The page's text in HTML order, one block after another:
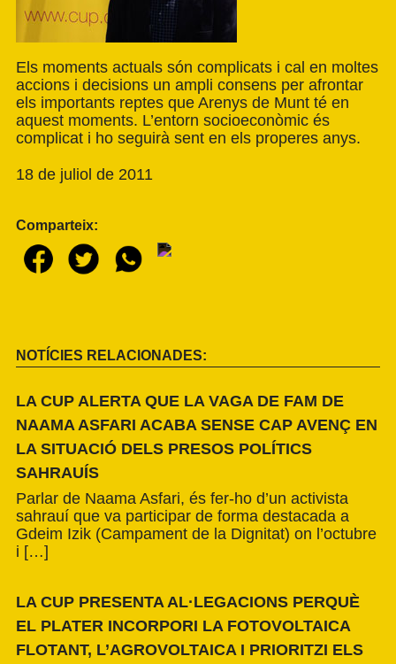
Els moments actuals són complicats i cal en moltes
accions i decisions un ampli consens per afrontar
els importants reptes que Arenys de Munt té en
aquest moments. L’entorn socioeconòmic és
complicat i ho seguirà sent en els properes anys.
18 de juliol de 2011
Comparteix:
NOTÍCIES RELACIONADES:
LA CUP ALERTA QUE LA VAGA DE FAM DE
NAAMA ASFARI ACABA SENSE CAP AVENÇ EN
LA SITUACIÓ DELS PRESOS POLÍTICS
SAHRAUÍS
Parlar de Naama Asfari, és fer-ho d’un activista
sahrauí que va participar de forma destacada a
Gdeim Izik (Campament de la Dignitat) on l’octubre
i […]
LA CUP PRESENTA AL·LEGACIONS PERQUÈ
EL PLATER INCORPORI LA FOTOVOLTAICA
FLOTANT, L’AGROVOLTAICA I PRIORITZI ELS